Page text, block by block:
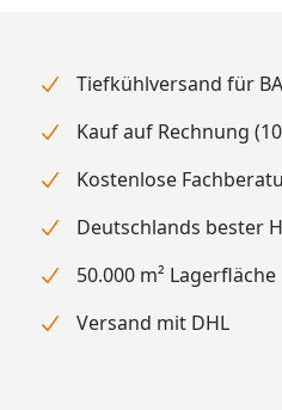
Tiefkühlversand für
Kauf auf Rechnung
Kostenlose
Deutschlands bester
50.000 m² Lagerfläche
Versand mit DHL